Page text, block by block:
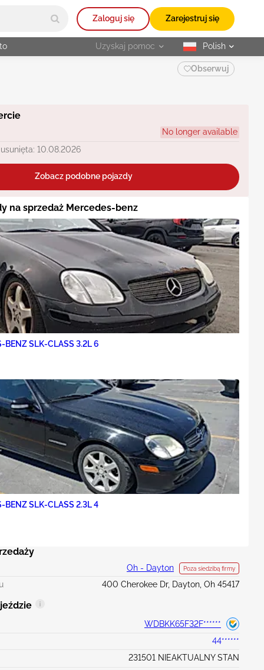
Zaloguj się Zarejestruj się
Uzyskaj pomoc selected
Polish
Obserwuj
No longer available
10.08.2026
Zobacz podobne pojazdy
na sprzedaż Mercedes-benz
BENZ SLK-CLASS 3.2L 6
BENZ SLK-CLASS 2.3L 4
Oh - Dayton Poza siedzibą firmy
400 Cherokee Dr, Dayton, Oh 45417
WDBKK65F32F******
44******
231501 NIEAKTUALNY STAN